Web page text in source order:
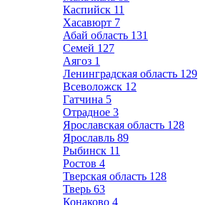
Каспийск 11
Хасавюрт 7
Абай область 131
Семей 127
Аягоз 1
Ленинградская область 129
Всеволожск 12
Гатчина 5
Отрадное 3
Ярославская область 128
Ярославль 89
Рыбинск 11
Ростов 4
Тверская область 128
Тверь 63
Конаково 4